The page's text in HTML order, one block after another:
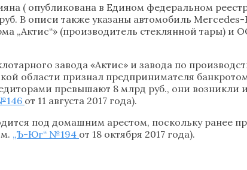
( опубликована в Едином федеральном
В описи также указаны автомобиль
„Актис“» (производитель стеклянной тары) и
завода «Актис» и завода по
области признал предпринимателя
превышают 8 млрд руб., они возникли
от 11 августа 2017 года).
под домашним арестом, поскольку ранее
„Ъ-Юг“ №194 от 18 октября 2017 года).